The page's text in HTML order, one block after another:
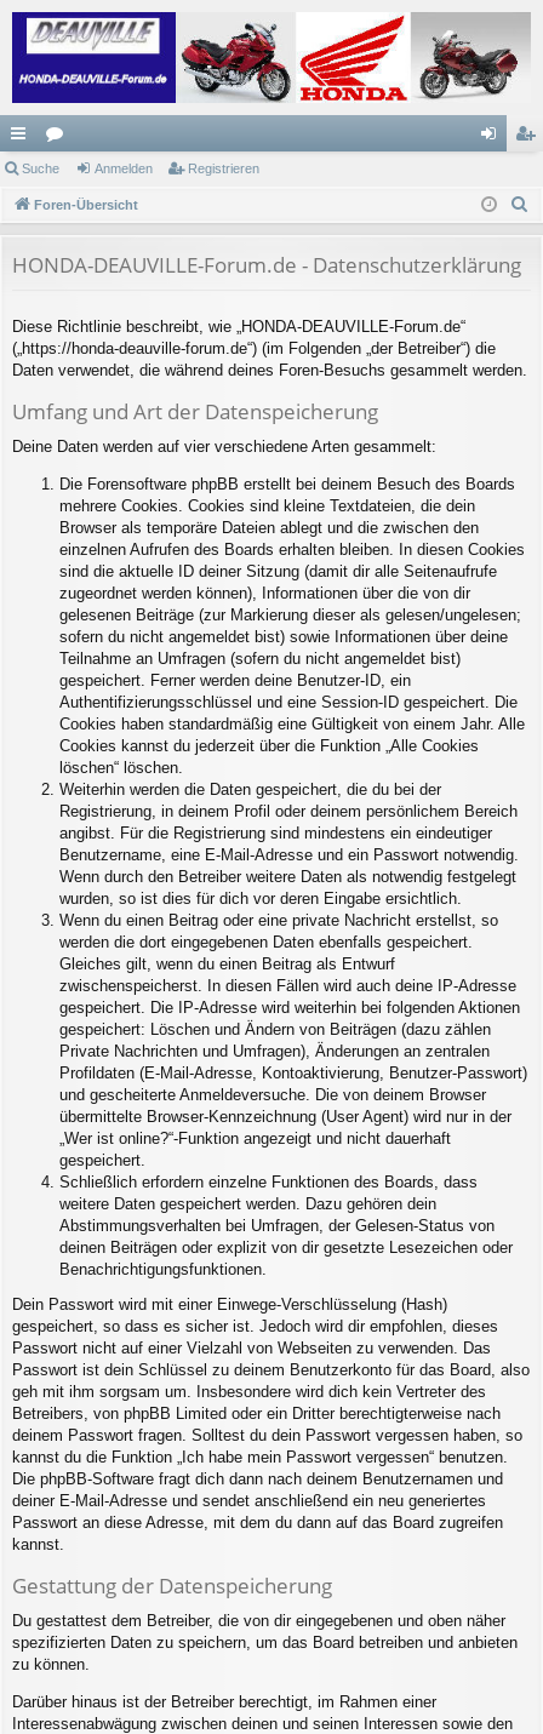
ch
ne
ug
or
en m
de
ist
re
Suche Anmelden Registrieren
Foren-Übersicht
HONDA-DEAUVILLE-Forum.de - Datenschutzerklärung
Diese Richtlinie beschreibt, wie „HONDA-DEAUVILLE-Forum.de“
(„https://honda-deauville-forum.de“) (im Folgenden „der Betreiber“) die
Daten verwendet, die während deines Foren-Besuchs gesammelt werden.
Umfang und Art der Datenspeicherung
Deine Daten werden auf vier verschiedene Arten gesammelt:
Die Forensoftware phpBB erstellt bei deinem Besuch des Boards
mehrere Cookies. Cookies sind kleine Textdateien, die dein
Browser als temporäre Dateien ablegt und die zwischen den
einzelnen Aufrufen des Boards erhalten bleiben. In diesen Cookies
sind die aktuelle ID deiner Sitzung (damit dir alle Seitenaufrufe
zugeordnet werden können), Informationen über die von dir
gelesenen Beiträge (zur Markierung dieser als gelesen/ungelesen;
sofern du nicht angemeldet bist) sowie Informationen über deine
Teilnahme an Umfragen (sofern du nicht angemeldet bist)
gespeichert. Ferner werden deine Benutzer-ID, ein
Authentifizierungsschlüssel und eine Session-ID gespeichert. Die
Cookies haben standardmäßig eine Gültigkeit von einem Jahr. Alle
Cookies kannst du jederzeit über die Funktion „Alle Cookies
löschen“ löschen.
Weiterhin werden die Daten gespeichert, die du bei der
Registrierung, in deinem Profil oder deinem persönlichem Bereich
angibst. Für die Registrierung sind mindestens ein eindeutiger
Benutzername, eine E-Mail-Adresse und ein Passwort notwendig.
Wenn durch den Betreiber weitere Daten als notwendig festgelegt
wurden, so ist dies für dich vor deren Eingabe ersichtlich.
Wenn du einen Beitrag oder eine private Nachricht erstellst, so
werden die dort eingegebenen Daten ebenfalls gespeichert.
Gleiches gilt, wenn du einen Beitrag als Entwurf
zwischenspeicherst. In diesen Fällen wird auch deine IP-Adresse
gespeichert. Die IP-Adresse wird weiterhin bei folgenden Aktionen
gespeichert: Löschen und Ändern von Beiträgen (dazu zählen
Private Nachrichten und Umfragen), Änderungen an zentralen
Profildaten (E-Mail-Adresse, Kontoaktivierung, Benutzer-Passwort)
und gescheiterte Anmeldeversuche. Die von deinem Browser
übermittelte Browser-Kennzeichnung (User Agent) wird nur in der
„Wer ist online?“-Funktion angezeigt und nicht dauerhaft
gespeichert.
Schließlich erfordern einzelne Funktionen des Boards, dass
weitere Daten gespeichert werden. Dazu gehören dein
Abstimmungsverhalten bei Umfragen, der Gelesen-Status von
deinen Beiträgen oder explizit von dir gesetzte Lesezeichen oder
Benachrichtigungsfunktionen.
Dein Passwort wird mit einer Einwege-Verschlüsselung (Hash)
gespeichert, so dass es sicher ist. Jedoch wird dir empfohlen, dieses
Passwort nicht auf einer Vielzahl von Webseiten zu verwenden. Das
Passwort ist dein Schlüssel zu deinem Benutzerkonto für das Board, also
geh mit ihm sorgsam um. Insbesondere wird dich kein Vertreter des
Betreibers, von phpBB Limited oder ein Dritter berechtigterweise nach
deinem Passwort fragen. Solltest du dein Passwort vergessen haben, so
kannst du die Funktion „Ich habe mein Passwort vergessen“ benutzen.
Die phpBB-Software fragt dich dann nach deinem Benutzernamen und
deiner E-Mail-Adresse und sendet anschließend ein neu generiertes
Passwort an diese Adresse, mit dem du dann auf das Board zugreifen
kannst.
Gestattung der Datenspeicherung
Du gestattest dem Betreiber, die von dir eingegebenen und oben näher
spezifizierten Daten zu speichern, um das Board betreiben und anbieten
zu können.
Darüber hinaus ist der Betreiber berechtigt, im Rahmen einer
Interessenabwägung zwischen deinen und seinen Interessen sowie den